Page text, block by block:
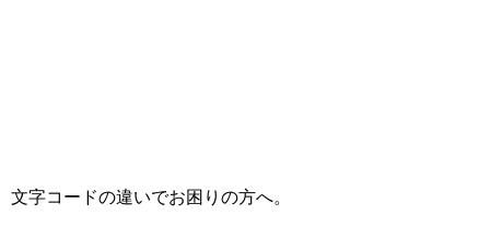
文字コードの違いでお困りの方へ。